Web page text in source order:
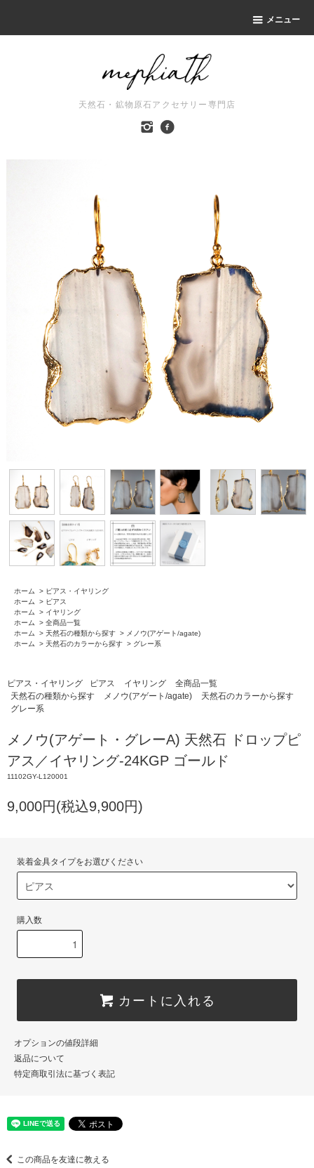
メニュー
天然石・鉱物原石アクセサリー専門店
ホーム > ピアス・イヤリング
ホーム
> ピアス
ホーム
> イヤリング
ホーム
> 全商品一覧
ホーム
> 天然石の種類から探す > メノウ(アゲート/agate)
ホーム
> 天然石のカラーから探す > グレー系
ピアス・イヤリング ピアス イヤリング
全商品一覧
天然石の種類から探す
メノウ(アゲート/agate)
天然石のカラーから探す
グレー系
メノウ(アゲート・グレーA) 天然石 ドロップピ
アス／イヤリング-24KGP ゴールド
11102GY-L120001
9,000円(税込9,900円)
装着金具タイプをお選びください
購入数
カートに入れる
オプションの値段詳細
返品について
特定商取引法に基づく表記
この商品を友達に教える